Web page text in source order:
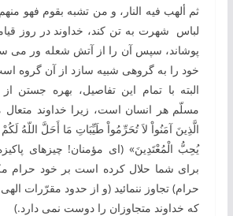
ثم ألهب فیه النار، و من تشبه بقوم فهو
لباس شهرت به‏ تن كند، خداوند در روز
پوشاند، سپس آن‏ را از آتش شعله ‏ور می‏
خود را به گروهی شبیه سازد از آن گروه
البته با تمام این تفاصیل، بهره جستن
مسلّم هر انسان است، زیرا خداوند متعال
الَّذِينَ آمَنُواْ لاَ تُحَرِّمُواْ طَيِّبَاتِ مَا أَحَلَّ اللّهُ لَكُمْ
يُحِبُّ الْمُعْتَدِينَ» (ای مؤمنان! چيزهای
برای شما حلال كرده است بر خود حرام
‏حرام) تجاوز ننمائيد (و از حدود مقرّرات
كه خداوند متجاوزان را دوست نمی‌ دارد.)‏